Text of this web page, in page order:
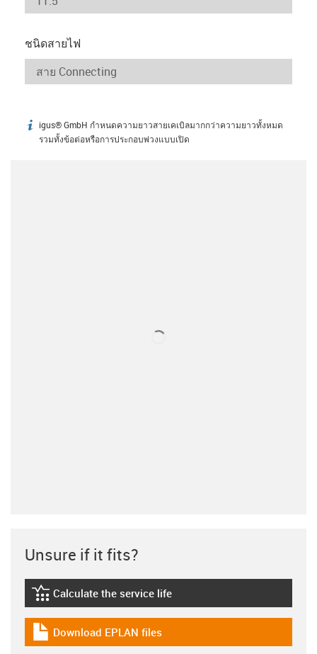
ชนิดสายไฟ
igus-icon-info
igus® GmbH กำหนดความยาวสายเคเบิลมากกว่าความยาวทั้งหมด
รวมทั้งข้อต่อหรือการประกอบพ่วงแบบเปิด
Unsure if it fits?
igus-icon-lebensdauerrechner
Calculate the service life
igus-icon-download-plan
Download EPLAN files